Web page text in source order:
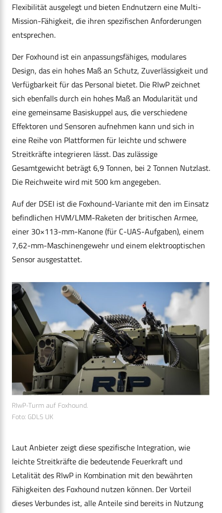
Flexibilität ausgelegt und bieten Endnutzern eine Multi-
Mission-Fähigkeit, die ihren spezifischen Anforderungen
entsprechen.
Der Foxhound ist ein anpassungsfähiges, modulares
Design, das ein hohes Maß an Schutz, Zuverlässigkeit und
Verfügbarkeit für das Personal bietet. Die RIwP zeichnet
sich ebenfalls durch ein hohes Maß an Modularität und
eine gemeinsame Basiskuppel aus, die verschiedene
Effektoren und Sensoren aufnehmen kann und sich in
eine Reihe von Plattformen für leichte und schwere
Streitkräfte integrieren lässt. Das zulässige
Gesamtgewicht beträgt 6,9 Tonnen, bei 2 Tonnen Nutzlast.
Die Reichweite wird mit 500 km angegeben.
Auf der DSEI ist die Foxhound-Variante mit den im Einsatz
befindlichen HVM/LMM-Raketen der britischen Armee,
einer 30×113-mm-Kanone (für C-UAS-Aufgaben), einem
7,62-mm-Maschinengewehr und einem elektrooptischen
Sensor ausgestattet.
RIwP-Turm auf Foxhound.
Foto: GDLS UK
Laut Anbieter zeigt diese spezifische Integration, wie
leichte Streitkräfte die bedeutende Feuerkraft und
Letalität des RIwP in Kombination mit den bewährten
Fähigkeiten des Foxhound nutzen können. Der Vorteil
dieses Verbundes ist, alle Anteile sind bereits in Nutzung